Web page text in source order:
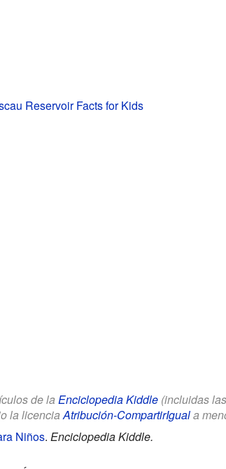
Reservoir Facts for Kids
de la Enciclopedia Kiddle(incluidas
la licencia Atribución-CompartirIguala
Niños. Enciclopedia Kiddle.